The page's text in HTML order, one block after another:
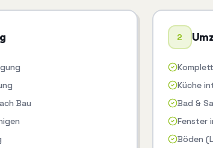
Bau
2
Küche
Bad &
Fenster
Böden